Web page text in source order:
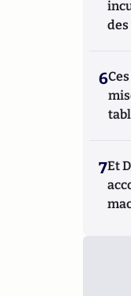
des
6
7Et